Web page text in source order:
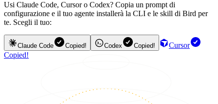
Usi Claude Code, Cursor o Codex? Copia un prompt di
configurazione e il tuo agente installerà la CLI e le skill di Bird per
te. Scegli il tuo:
Claude Code Copied! Codex Copied!
Cursor
Copied!